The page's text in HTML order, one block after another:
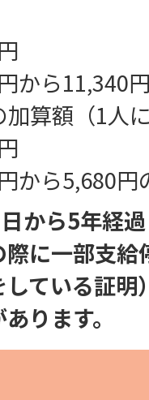
から11,340
算額（1人
から5,680円
から5年経
に一部支
ている証明
ります。